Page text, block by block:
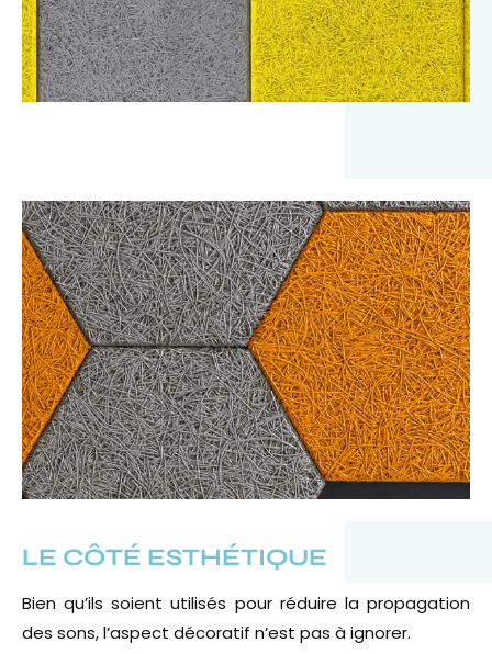
LE CÔTÉ ESTHÉTIQUE
Bien qu’ils soient utilisés pour réduire la propagation
des sons, l’aspect décoratif n’est pas à ignorer.